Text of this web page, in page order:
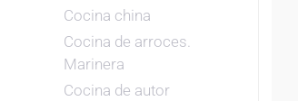
Cocina china
Cocina de arroces.
Marinera
Cocina de autor